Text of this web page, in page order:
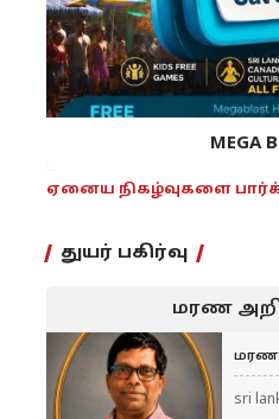
MEGA
ஏனைய நிகழ்வுகளை
துயர் பகிர்வு
மரண
மரண
sri